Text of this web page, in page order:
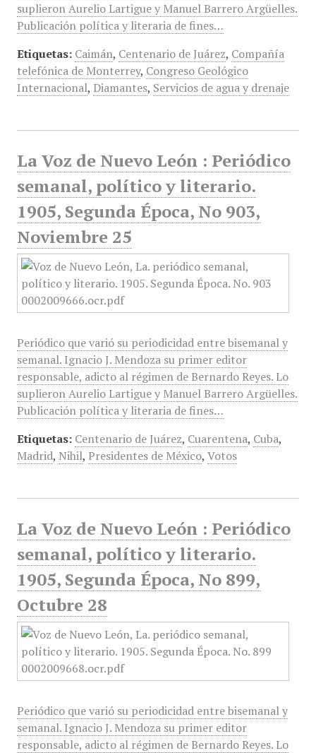
suplieron Aurelio Lartigue y Manuel Barrero Argüelles.
Publicación política y literaria de fines…
Etiquetas: Caimán, Centenario de Juárez, Compañía
telefónica de Monterrey, Congreso Geológico
Internacional, Diamantes, Servicios de agua y drenaje
La Voz de Nuevo León : Periódico
semanal, político y literario.
1905, Segunda Época, No 903,
Noviembre 25
Periódico que varió su periodicidad entre bisemanal y
semanal. Ignacio J. Mendoza su primer editor
responsable, adicto al régimen de Bernardo Reyes. Lo
suplieron Aurelio Lartigue y Manuel Barrero Argüelles.
Publicación política y literaria de fines…
Etiquetas: Centenario de Juárez, Cuarentena, Cuba,
Madrid, Nihil, Presidentes de México, Votos
La Voz de Nuevo León : Periódico
semanal, político y literario.
1905, Segunda Época, No 899,
Octubre 28
Periódico que varió su periodicidad entre bisemanal y
semanal. Ignacio J. Mendoza su primer editor
responsable, adicto al régimen de Bernardo Reyes. Lo